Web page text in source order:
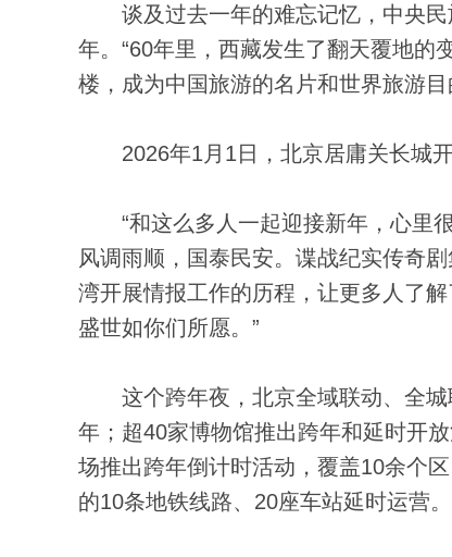
谈及过去一年的难忘记忆，中央民
年。“60年里，西藏发生了翻天覆地的
楼，成为中国旅游的名片和世界旅游目
2026年1月1日，北京居庸关长城开
“和这么多人一起迎接新年，心里很
风调雨顺，国泰民安。谍战纪实传奇
湾开展情报工作的历程，让更多人了
盛世如你们所愿。”
这个跨年夜，北京全域联动、全城
年；超40家博物馆推出跨年和延时开
场推出跨年倒计时活动，覆盖10余个
的10条地铁线路、20座车站延时运营。